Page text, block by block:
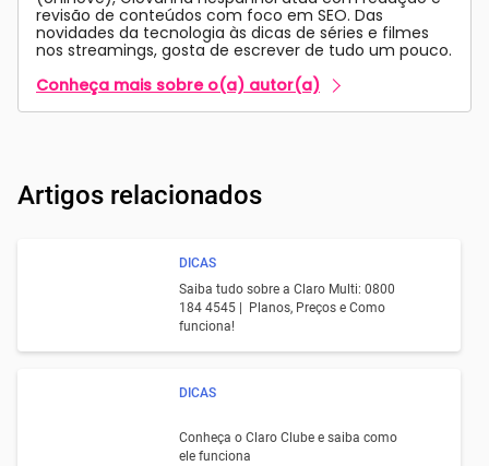
revisão de conteúdos com foco em SEO. Das
novidades da tecnologia às dicas de séries e filmes
nos streamings, gosta de escrever de tudo um pouco.
Conheça mais sobre o(a) autor(a)
Artigos relacionados
DICAS
Saiba tudo sobre a Claro Multi: 0800
184 4545 | Planos, Preços e Como
funciona!
DICAS
Conheça o Claro Clube e saiba como
ele funciona